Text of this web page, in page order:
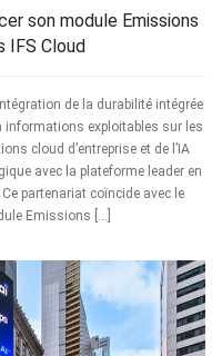
son module Emissions
IFS Cloud
de la durabilité intégrée
informations exploitables sur les
cloud d’entreprise et de l’IA
avec la plateforme leader en
partenariat coïncide avec le
Emissions […]